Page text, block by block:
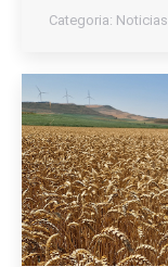
Categoria: Noticias